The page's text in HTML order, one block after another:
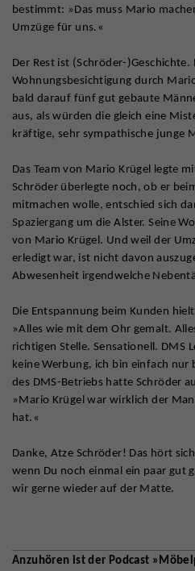
bestimmt: »Das muss Mario
Umzüge für uns.«
Der Rest ist (Schröder-)Geschichte.
Wohnungsbesichtigung durch
bald darauf fünf gut gebaute
aus, als würden die gleich eine
kräftige, sehr sympathische junge
Das Team von Mario Krügel legte
Schröder überlegte noch, ob er
mitmachen wolle, entschied sich
Spaziergang um die Alster. Seine
von Mario Krügel. Und weil der
erledigt war, ist nicht davon
Abwesenheit irgendwelche
Die Entspannung beim Kunden
»Alles wie mit dem Ohr gemalt.
richtigen Stelle. Sensationell. DMS
keine Werbung, ich bin einfach nur
des DMS-Betriebs hatte Schröder
»Mario Krügel war wirklich der
hat.«
Danke, Atze Schröder! Das hört
wenn Du noch einmal ein paar gut
wir gerne wieder auf der Matte.
Anzuhören ist der Podcast